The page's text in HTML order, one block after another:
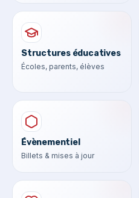
Structures éducatives
Écoles, parents, élèves
Évènementiel
Billets & mises à jour